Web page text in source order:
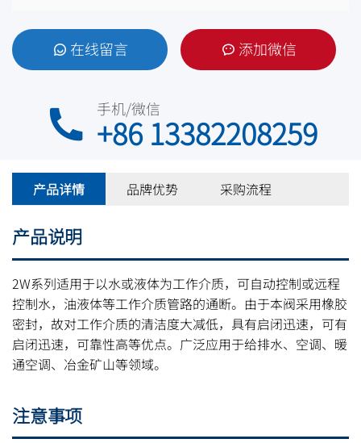
在线留言 添加微信
手机/微信
+86 13382208259
产品详情 品牌优势 采购流程
产品说明
2W系列适用于以水或液体为工作介质，可自动控制或远程
控制水，油液体等工作介质管路的通断。由于本阀采用橡胶
密封，故对工作介质的清洁度大减低，具有启闭迅速，可有
启闭迅速，可靠性高等优点。广泛应用于给排水、空调、暖
通空调、冶金矿山等领域。
注意事项